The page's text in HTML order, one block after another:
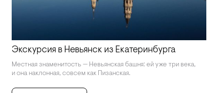
Экскурсия в Невьянск из Екатеринбурга
Местная знаменитость — Невьянская башня: ей уже три века,
и она наклонная, совсем как Пизанская.